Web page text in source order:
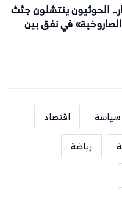
الحوثيون ينتشلون جثث
الصاروخية» في نفق بين
سياسة
اقتصاد
رياضة